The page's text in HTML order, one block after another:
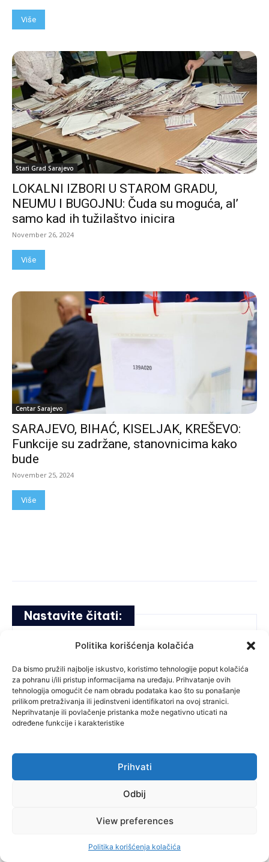
Politika korišćenja kolačića
Da bismo pružili najbolje iskustvo, koristimo tehnologije poput kolačića
za pohranu i/ili pristup informacijama na uređaju. Prihvatanje ovih
tehnologija omogućit će nam obradu podataka kao što su ponašanje
prilikom pretraživanja ili jedinstveni identifikatori na ovoj stranici.
Neprihvatanje ili povlačenje pristanka može negativno uticati na
određene funkcije i karakteristike
Prihvati
Odbij
View preferences
Politika korišćenja kolačića
Više
Stari Grad Sarajevo
LOKALNI IZBORI U STAROM GRADU,
NEUMU I BUGOJNU: Čuda su moguća, al’
samo kad ih tužilaštvo inicira
November 26, 2024
Više
Centar Sarajevo
SARAJEVO, BIHAĆ, KISELJAK, KREŠEVO:
Funkcije su zadržane, stanovnicima kako
bude
November 25, 2024
Više
Nastavite čitati:
September 18, 2024
Banovici
OPĆINA BANOVIĆI: Hapšenje načelnika,
načelnik više od 90 posto javnih nabavki provodio je